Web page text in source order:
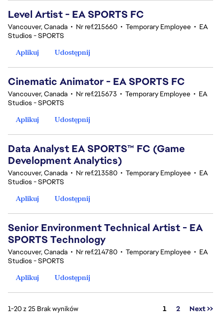
Level Artist - EA SPORTS FC
Vancouver, Canada • Nr ref.215660 • Temporary Employee • EA
Studios - SPORTS
Aplikuj
Udostępnij
Cinematic Animator - EA SPORTS FC
Vancouver, Canada • Nr ref.215673 • Temporary Employee • EA
Studios - SPORTS
Aplikuj
Udostępnij
Data Analyst EA SPORTS™ FC (Game
Development Analytics)
Vancouver, Canada • Nr ref.213580 • Temporary Employee • EA
Studios - SPORTS
Aplikuj
Udostępnij
Senior Environment Technical Artist - EA
SPORTS Technology
Vancouver, Canada • Nr ref.214780 • Temporary Employee • EA
Studios - SPORTS
Aplikuj
Udostępnij
1-20 z 25 Brak wyników Strona
1 2 Next >>